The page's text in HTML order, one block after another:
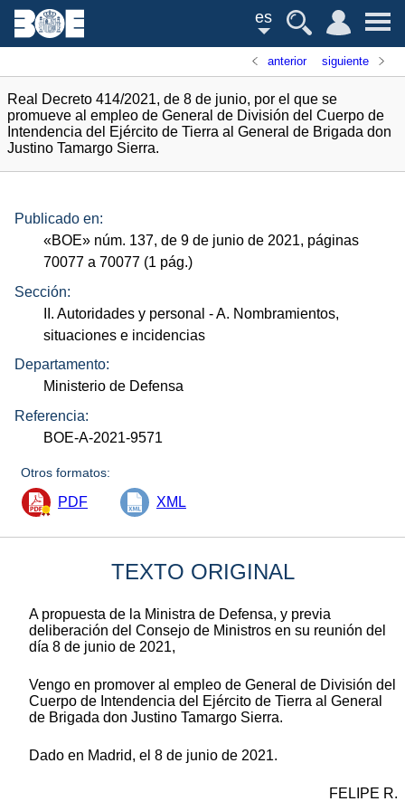
es
anterior siguiente
Real Decreto 414/2021, de 8 de junio, por el que se
promueve al empleo de General de División del Cuerpo de
Intendencia del Ejército de Tierra al General de Brigada don
Justino Tamargo Sierra.
Publicado en:
«BOE» núm. 137, de 9 de junio de 2021, páginas
70077 a 70077 (1 pág.)
Sección:
II. Autoridades y personal - A. Nombramientos,
situaciones e incidencias
Departamento:
Ministerio de Defensa
Referencia:
BOE-A-2021-9571
Otros formatos:
PDF XML
TEXTO ORIGINAL
A propuesta de la Ministra de Defensa, y previa
deliberación del Consejo de Ministros en su reunión del
día 8 de junio de 2021,
Vengo en promover al empleo de General de División del
Cuerpo de Intendencia del Ejército de Tierra al General
de Brigada don Justino Tamargo Sierra.
Dado en Madrid, el 8 de junio de 2021.
FELIPE R.